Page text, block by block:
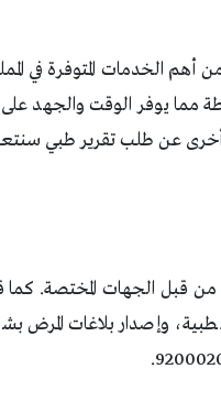
1443 بصيغة إلكترونية من أهم الخدمات
مما يوفر الوقت والجهد على
من قبل الجهات المختصة.
وإصدار بلاغات